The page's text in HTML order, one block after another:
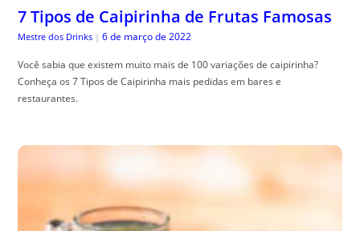
7 Tipos de Caipirinha de Frutas Famosas
Mestre dos Drinks | 6 de março de 2022
Você sabia que existem muito mais de 100 variações de caipirinha?
Conheça os 7 Tipos de Caipirinha mais pedidas em bares e
restaurantes.